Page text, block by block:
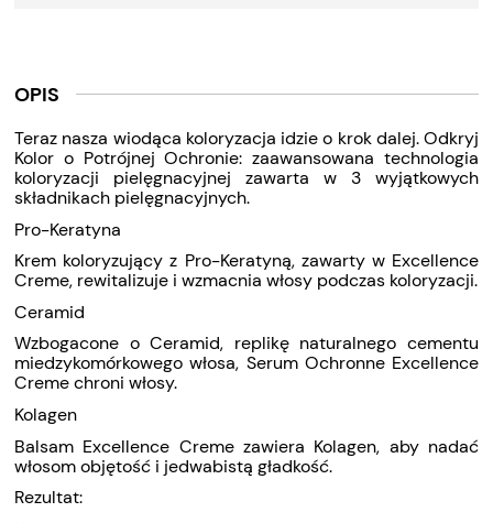
OPIS
Teraz nasza wiodąca koloryzacja idzie o krok dalej. Odkryj
Kolor o Potrójnej Ochronie: zaawansowana technologia
koloryzacji pielęgnacyjnej zawarta w 3 wyjątkowych
składnikach pielęgnacyjnych.
Pro-Keratyna
Krem koloryzujący z Pro-Keratyną, zawarty w Excellence
Creme, rewitalizuje i wzmacnia włosy podczas koloryzacji.
Ceramid
Wzbogacone o Ceramid, replikę naturalnego cementu
miedzykomórkowego włosa, Serum Ochronne Excellence
Creme chroni włosy.
Kolagen
Balsam Excellence Creme zawiera Kolagen, aby nadać
włosom objętość i jedwabistą gładkość.
Rezultat: